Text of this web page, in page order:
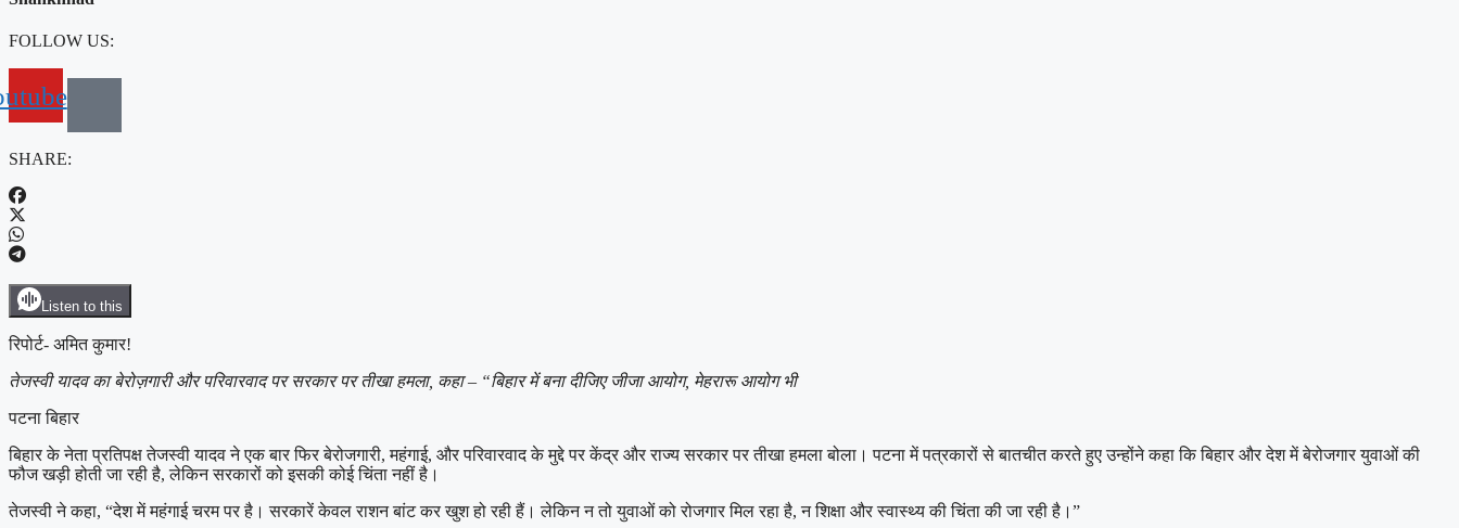
FOLLOW US:
SHARE:
Listen to this
रिपोर्ट- अमित कुमार!
तेजस्वी यादव का बेरोज़गारी और परिवारवाद पर सरकार पर तीखा हमला, कहा – “बिहार में बना दीजिए जीजा आयोग, मेहरारू आयोग भी
पटना बिहार
बिहार के नेता प्रतिपक्ष तेजस्वी यादव ने एक बार फिर बेरोजगारी, महंगाई, और परिवारवाद के मुद्दे पर केंद्र और राज्य सरकार पर तीखा हमला बोला। पटना में पत्रकारों से बातचीत करते हुए उन्होंने कहा कि बिहार और देश में बेरोजगार युवाओं की
फौज खड़ी होती जा रही है, लेकिन सरकारों को इसकी कोई चिंता नहीं है।
तेजस्वी ने कहा, “देश में महंगाई चरम पर है। सरकारें केवल राशन बांट कर खुश हो रही हैं। लेकिन न तो युवाओं को रोजगार मिल रहा है, न शिक्षा और स्वास्थ्य की चिंता की जा रही है।”